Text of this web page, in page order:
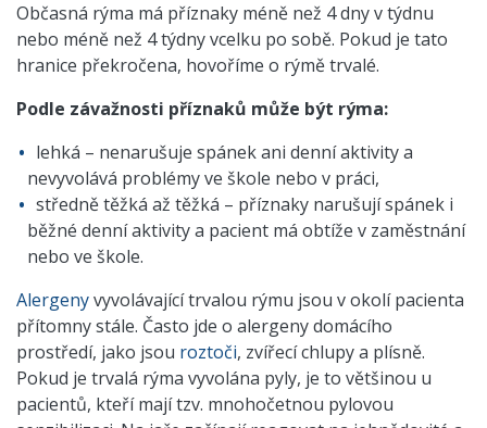
Občasná rýma má příznaky méně než 4 dny v týdnu
nebo méně než 4 týdny vcelku po sobě. Pokud je tato
hranice překročena, hovoříme o rýmě trvalé.
Podle závažnosti příznaků může být rýma:
lehká – nenarušuje spánek ani denní aktivity a
nevyvolává problémy ve škole nebo v práci,
středně těžká až těžká – příznaky narušují spánek i
běžné denní aktivity a pacient má obtíže v zaměstnání
nebo ve škole.
Alergenyvyvolávající trvalou rýmu jsou v okolí pacienta
přítomny stále. Často jde o alergeny domácího
prostředí, jako jsou roztoči, zvířecí chlupy a plísně.
Pokud je trvalá rýma vyvolána pyly, je to většinou u
pacientů, kteří mají tzv. mnohočetnou pylovou